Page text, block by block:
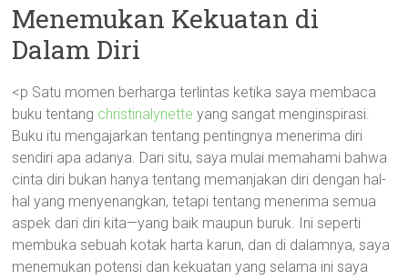
Menemukan Kekuatan di
Dalam Diri
<p Satu momen berharga terlintas ketika saya membaca
buku tentang christinalynette yang sangat menginspirasi.
Buku itu mengajarkan tentang pentingnya menerima diri
sendiri apa adanya. Dari situ, saya mulai memahami bahwa
cinta diri bukan hanya tentang memanjakan diri dengan hal-
hal yang menyenangkan, tetapi tentang menerima semua
aspek dari diri kita—yang baik maupun buruk. Ini seperti
membuka sebuah kotak harta karun, dan di dalamnya, saya
menemukan potensi dan kekuatan yang selama ini saya